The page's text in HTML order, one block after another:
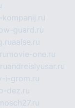
guard.ru
aalse.ru
movie-one.ru
andreislyusar.ru
i-grom.ru
dez.ru